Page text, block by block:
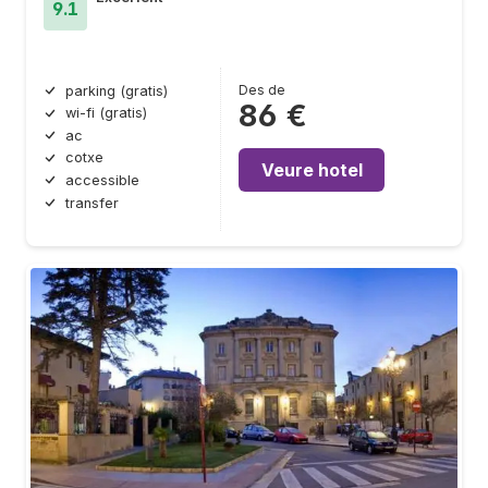
9.1
parking (gratis)
wi-fi (gratis)
ac
cotxe
accessible
transfer
Des de
86 €
Veure hotel